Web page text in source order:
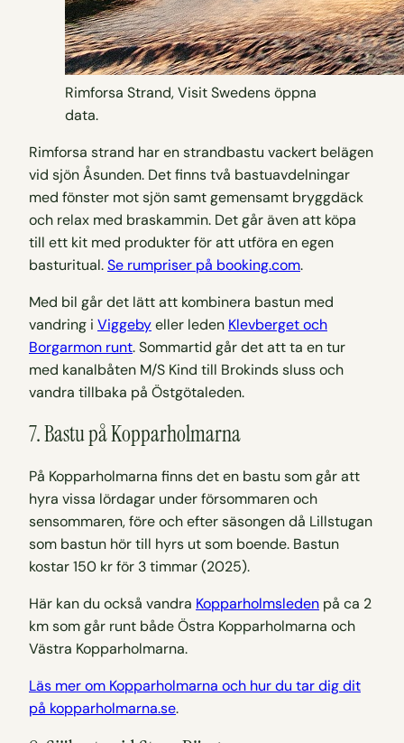
Rimforsa Strand, Visit Swedens öppna
data.
Rimforsa strand har en strandbastu vackert belägen
vid sjön Åsunden. Det finns två bastuavdelningar
med fönster mot sjön samt gemensamt bryggdäck
och relax med braskammin. Det går även att köpa
till ett kit med produkter för att utföra en egen
basturitual.Se rumpriser på booking.com.
Med bil går det lätt att kombinera bastun med
vandring i Viggebyeller leden Klevberget och
Borgarmon runt. Sommartid går det att ta en tur
med kanalbåten M/S Kind till Brokinds sluss och
vandra tillbaka på Östgötaleden.
7. Bastu på Kopparholmarna
På Kopparholmarna finns det en bastu som går att
hyra vissa lördagar under försommaren och
sensommaren, före och efter säsongen då Lillstugan
som bastun hör till hyrs ut som boende. Bastun
kostar 150 kr för 3 timmar (2025).
Här kan du också vandra Kopparholmsleden på ca 2
km som går runt både Östra Kopparholmarna och
Västra Kopparholmarna.
Läs mer om Kopparholmarna och hur du tar dig dit
på kopparholmarna.se.